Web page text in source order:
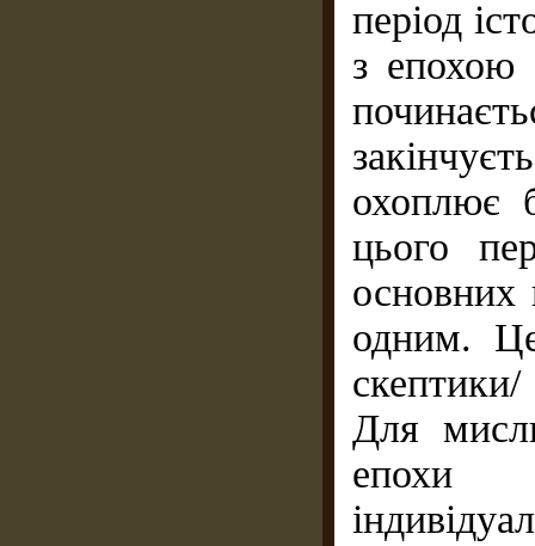
період
з епохою
охоплює
цього
основних
одним.
скептики/
Для
епохи